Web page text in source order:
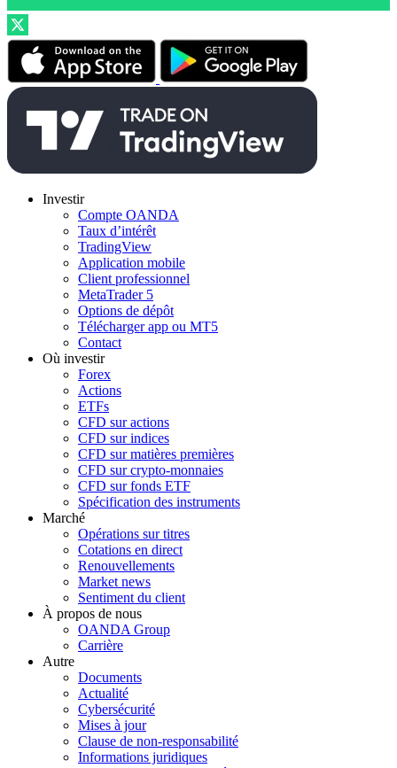
Investir
Compte OANDA
Taux d’intérêt
TradingView
Application mobile
Client professionnel
MetaTrader 5
Options de dépôt
Télécharger app ou MT5
Contact
Où investir
Forex
Actions
ETFs
CFD sur actions
CFD sur indices
CFD sur matières premières
CFD sur crypto-monnaies
CFD sur fonds ETF
Spécification des instruments
Marché
Opérations sur titres
Cotations en direct
Renouvellements
Market news
Sentiment du client
À propos de nous
OANDA Group
Carrière
Autre
Documents
Actualité
Cybersécurité
Mises à jour
Clause de non-responsabilité
Informations juridiques